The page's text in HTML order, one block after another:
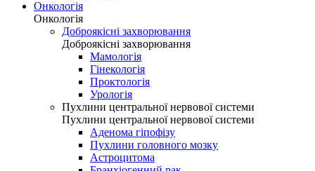
Онкологія
Онкологія
Доброякісні захворювання
Доброякісні захворювання
Мамологія
Гінекологія
Проктологія
Урологія
Пухлини центральної нервової системи
Пухлини центральної нервової системи
Аденома гіпофізу
Пухлини головного мозку
Астроцитома